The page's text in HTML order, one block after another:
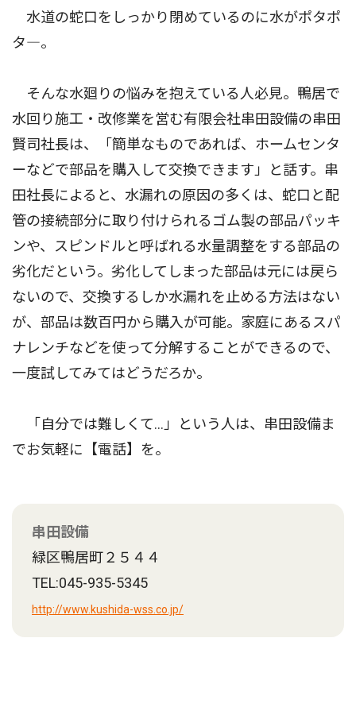
水道の蛇口をしっかり閉めているのに水がポタポ
タ―。
そんな水廻りの悩みを抱えている人必見。鴨居で
水回り施工・改修業を営む有限会社串田設備の串田
賢司社長は、「簡単なものであれば、ホームセンタ
ーなどで部品を購入して交換できます」と話す。串
田社長によると、水漏れの原因の多くは、蛇口と配
管の接続部分に取り付けられるゴム製の部品パッキ
ンや、スピンドルと呼ばれる水量調整をする部品の
劣化だという。劣化してしまった部品は元には戻ら
ないので、交換するしか水漏れを止める方法はない
が、部品は数百円から購入が可能。家庭にあるスパ
ナレンチなどを使って分解することができるので、
一度試してみてはどうだろか。
「自分では難しくて…」という人は、串田設備ま
でお気軽に【電話】を。
串田設備
緑区鴨居町２５４４
TEL:045-935-5345
http://www.kushida-wss.co.jp/